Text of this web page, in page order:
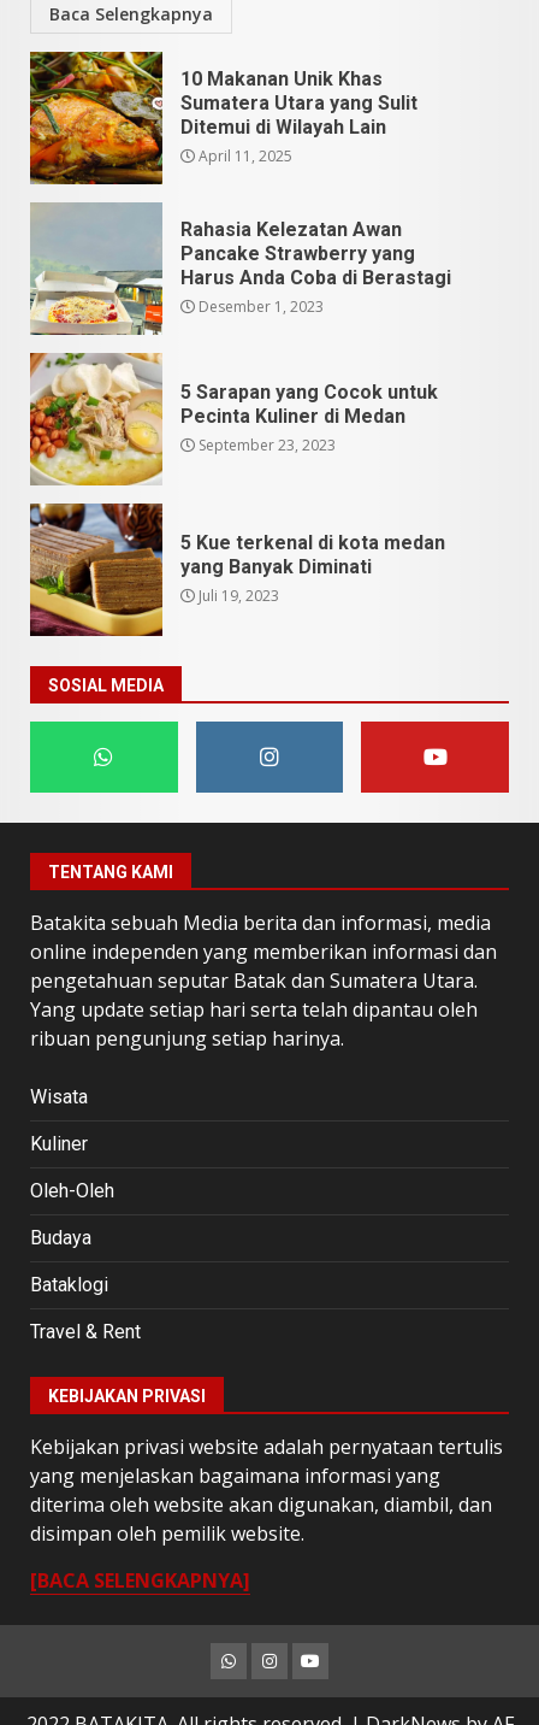
Baca Selengkapnya
10 Makanan Unik Khas
Sumatera Utara yang Sulit
Ditemui di Wilayah Lain
April 11, 2025
Rahasia Kelezatan Awan
Pancake Strawberry yang
Harus Anda Coba di Berastagi
Desember 1, 2023
5 Sarapan yang Cocok untuk
Pecinta Kuliner di Medan
September 23, 2023
5 Kue terkenal di kota medan
yang Banyak Diminati
Juli 19, 2023
SOSIAL MEDIA
TENTANG KAMI
Batakita sebuah Media berita dan informasi, media
online independen yang memberikan informasi dan
pengetahuan seputar Batak dan Sumatera Utara.
Yang update setiap hari serta telah dipantau oleh
ribuan pengunjung setiap harinya.
Wisata
Kuliner
Oleh-Oleh
Budaya
Bataklogi
Travel & Rent
KEBIJAKAN PRIVASI
Kebijakan privasi website adalah pernyataan tertulis
yang menjelaskan bagaimana informasi yang
diterima oleh website akan digunakan, diambil, dan
disimpan oleh pemilik website.
[BACA SELENGKAPNYA]
Whatsapp
Instagram
Youtube